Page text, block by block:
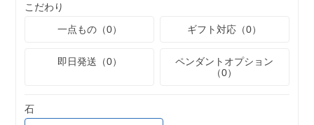
こだわり
一点もの（0）
ギフト対応（0）
即日発送（0）
ペンダントオプション
（0）
石